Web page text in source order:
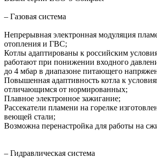
– Газовая система
Непрерывная электронная модуляция
отопления и ГВС;
Котлы адаптированы к российским
работают при понижении входного
до 4 мбар в диапазоне питающего
Повышенная адаптивность котла к
отличающимся от нормированных;
Плавное электронное зажигание;
Рассекатели пламени на горелке
веющей стали;
Возможна перенастройка для работы на
– Гидравлическая система